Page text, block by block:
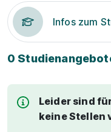
Infos zum
0
Leider sind
keine Stellen